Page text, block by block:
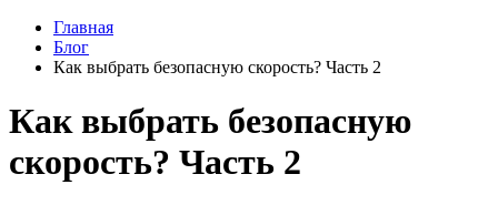
Главная
Блог
Как выбрать безопасную скорость? Часть 2
Как выбрать безопасную
скорость? Часть 2